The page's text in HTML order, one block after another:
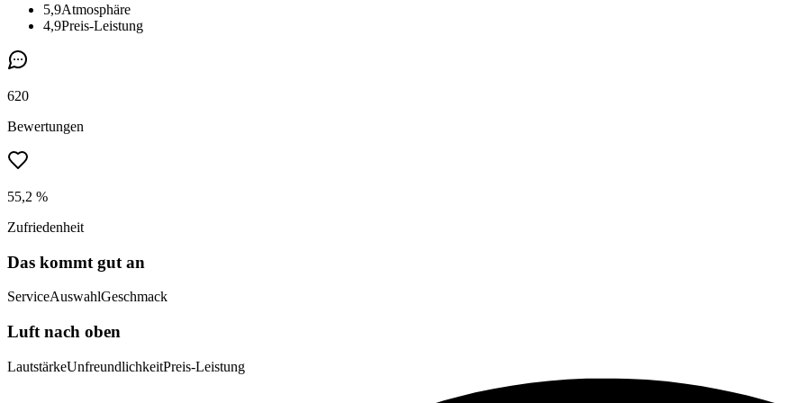
5,9Atmosphäre
4,9Preis-Leistung
620
Bewertungen
55,2 %
Zufriedenheit
Das kommt gut an
ServiceAuswahlGeschmack
Luft nach oben
LautstärkeUnfreundlichkeitPreis-Leistung